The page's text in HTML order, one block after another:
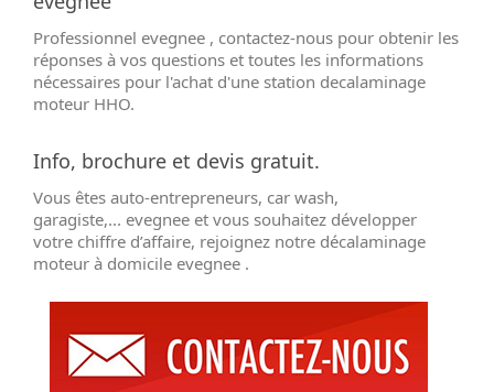
Professionnel evegnee , contactez-nous pour obtenir les
réponses à vos questions et toutes les informations
nécessaires pour l'achat d'une station decalaminage
moteur HHO.
Info, brochure et devis gratuit.
Vous êtes auto-entrepreneurs, car wash,
garagiste,... evegnee et vous souhaitez développer
votre chiffre d’affaire, rejoignez notre décalaminage
moteur à domicile evegnee .